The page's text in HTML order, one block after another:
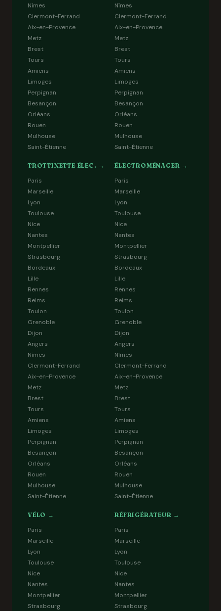
Nîmes
Clermont-Ferrand
Aix-en-Provence
Metz
Brest
Tours
Amiens
Limoges
Perpignan
Besançon
Orléans
Rouen
Mulhouse
Saint-Étienne
Nîmes
Clermont-Ferrand
Aix-en-Provence
Metz
Brest
Tours
Amiens
Limoges
Perpignan
Besançon
Orléans
Rouen
Mulhouse
Saint-Étienne
TROTTINETTE ÉLEC. →
Paris
Marseille
Lyon
Toulouse
Nice
Nantes
Montpellier
Strasbourg
Bordeaux
Lille
Rennes
Reims
Toulon
Grenoble
Dijon
Angers
Nîmes
Clermont-Ferrand
Aix-en-Provence
Metz
Brest
Tours
Amiens
Limoges
Perpignan
Besançon
Orléans
Rouen
Mulhouse
Saint-Étienne
ÉLECTROMÉNAGER →
Paris
Marseille
Lyon
Toulouse
Nice
Nantes
Montpellier
Strasbourg
Bordeaux
Lille
Rennes
Reims
Toulon
Grenoble
Dijon
Angers
Nîmes
Clermont-Ferrand
Aix-en-Provence
Metz
Brest
Tours
Amiens
Limoges
Perpignan
Besançon
Orléans
Rouen
Mulhouse
Saint-Étienne
VÉLO →
Paris
Marseille
Lyon
Toulouse
Nice
Nantes
Montpellier
Strasbourg
RÉFRIGÉRATEUR →
Paris
Marseille
Lyon
Toulouse
Nice
Nantes
Montpellier
Strasbourg